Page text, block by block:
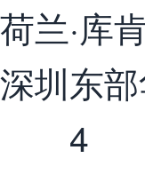
荷兰·库
深圳东
4